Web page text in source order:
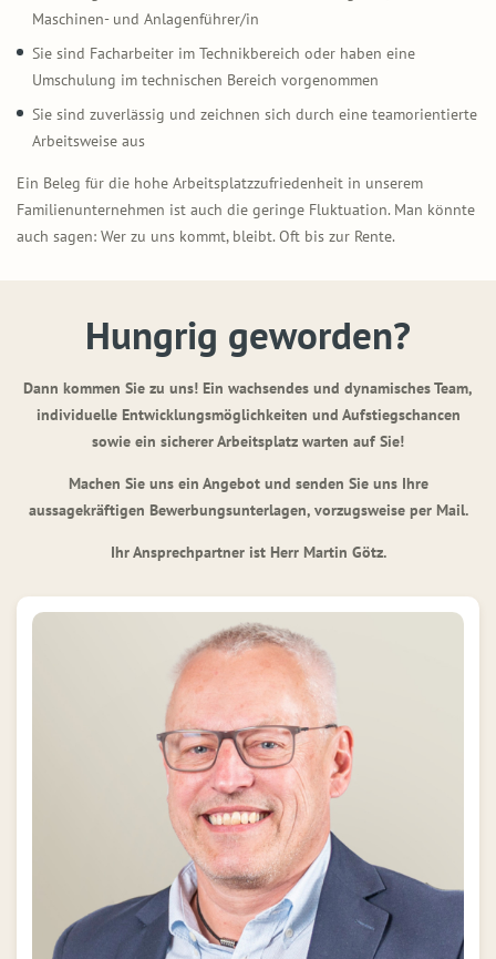
Maschinen- und Anlagenführer/in
Sie sind Facharbeiter im Technikbereich oder haben eine
Umschulung im technischen Bereich vorgenommen
Sie sind zuverlässig und zeichnen sich durch eine teamorientierte
Arbeitsweise aus
Ein Beleg für die hohe Arbeitsplatzzufriedenheit in unserem
Familienunternehmen ist auch die geringe Fluktuation. Man könnte
auch sagen: Wer zu uns kommt, bleibt. Oft bis zur Rente.
Hungrig geworden?
Dann kommen Sie zu uns! Ein wachsendes und dynamisches Team,
individuelle Entwicklungsmöglichkeiten und Aufstiegschancen
sowie ein sicherer Arbeitsplatz warten auf Sie!
Machen Sie uns ein Angebot und senden Sie uns Ihre
aussagekräftigen Bewerbungsunterlagen, vorzugsweise per Mail.
Ihr Ansprechpartner ist Herr Martin Götz.